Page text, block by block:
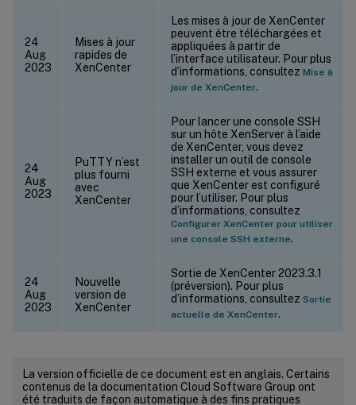
24
Aug
2023
Mises à jour
rapides de
XenCenter
Les mises à jour de XenCenter
peuvent être téléchargées et
appliquées à partir de
l’interface utilisateur. Pour plus
d’informations, consultez Mise à
jour de XenCenter.
24
Aug
2023
PuTTY n’est
plus fourni
avec
XenCenter
Pour lancer une console SSH
sur un hôte XenServer à l’aide
de XenCenter, vous devez
installer un outil de console
SSH externe et vous assurer
que XenCenter est configuré
pour l’utiliser. Pour plus
d’informations, consultez
Configurer XenCenter pour utiliser
une console SSH externe.
24
Aug
2023
Nouvelle
version de
XenCenter
Sortie de XenCenter 2023.3.1
(préversion). Pour plus
d’informations, consultez Sortie
actuelle de XenCenter.
La version officielle de ce document est en anglais. Certains
contenus de la documentation Cloud Software Group ont
été traduits de façon automatique à des fins pratiques